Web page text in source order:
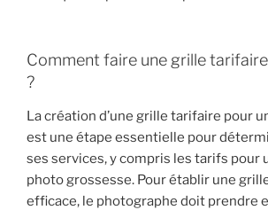
Comment faire une grille
?
La création d’une grille tarifaire pour
est une étape essentielle pour
ses services, y compris les tarifs pour
photo grossesse. Pour établir une
efficace, le photographe doit prendre